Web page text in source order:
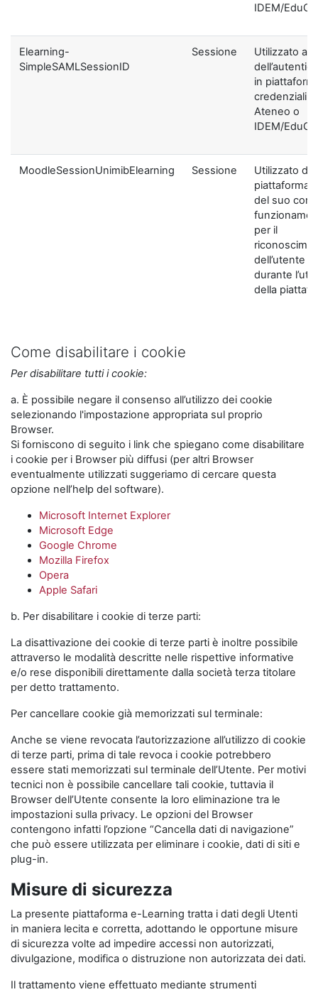
IDEM/
Elearning-
SimpleSAMLSessionID
Sessione
Utilizzato ai
in
credenziali di
Ateneo o
IDEM/
MoodleSessionUnimibElearning Sessione
Utilizzato
piattaforma
del suo
per il
dell’utente
durante
della
Come disabilitare i cookie
Per disabilitare tutti i cookie:
a. È possibile negare il consenso all’utilizzo dei cookie
selezionando l'impostazione appropriata sul proprio
Browser.
Si forniscono di seguito i link che spiegano come disabilitare
i cookie per i Browser più diffusi (per altri Browser
eventualmente utilizzati suggeriamo di cercare questa
opzione nell’help del software).
Microsoft Internet Explorer
Microsoft Edge
Google Chrome
Mozilla Firefox
Opera
Apple Safari
b. Per disabilitare i cookie di terze parti:
La disattivazione dei cookie di terze parti è inoltre possibile
attraverso le modalità descritte nelle rispettive informative
e/o rese disponibili direttamente dalla società terza titolare
per detto trattamento.
Per cancellare cookie già memorizzati sul terminale:
Anche se viene revocata l’autorizzazione all’utilizzo di cookie
di terze parti, prima di tale revoca i cookie potrebbero
essere stati memorizzati sul terminale dell’Utente. Per motivi
tecnici non è possibile cancellare tali cookie, tuttavia il
Browser dell’Utente consente la loro eliminazione tra le
impostazioni sulla privacy. Le opzioni del Browser
contengono infatti l’opzione “Cancella dati di navigazione”
che può essere utilizzata per eliminare i cookie, dati di siti e
plug-in.
Misure di sicurezza
La presente piattaforma e-Learning tratta i dati degli Utenti
in maniera lecita e corretta, adottando le opportune misure
di sicurezza volte ad impedire accessi non autorizzati,
divulgazione, modifica o distruzione non autorizzata dei dati.
Il trattamento viene effettuato mediante strumenti